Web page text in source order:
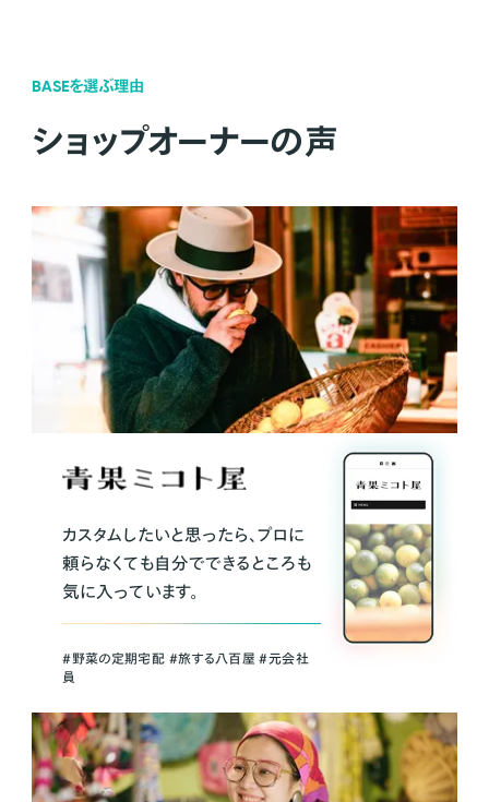
BASEを選ぶ理由
ショップオーナーの声
カスタムしたいと思ったら、プロに
頼らなくても自分でできるところも
気に入っています。
＃野菜の定期宅配 ＃旅する八百屋 ＃元会社
員